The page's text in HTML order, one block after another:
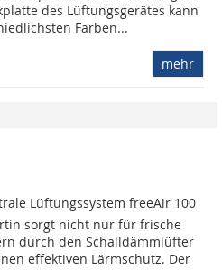
des Lüftungsgerätes kann
Farben...
mehr
Lüftungssystem freeAir 100
sorgt nicht nur für frische
durch den Schalldämmlüfter
effektiven Lärmschutz. Der